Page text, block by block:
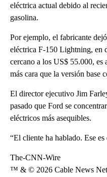
eléctrica actual debido al
gasolina.
Por ejemplo, el fabricante
eléctrica F-150 Lightning, en
cercano a los US$ 55.000,
más cara que la versión base
El director ejecutivo Jim
pasado que Ford se
eléctricos más asequibles.
“El cliente ha hablado. Ese
The-CNN-Wire
™ & © 2026 Cable News